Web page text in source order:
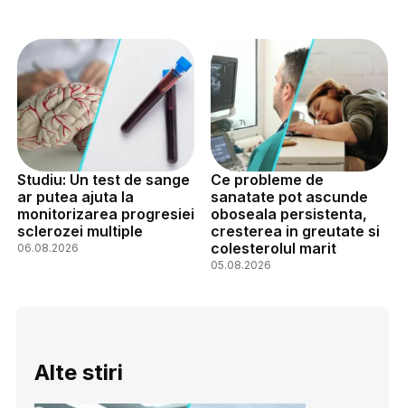
Studiu: Un test de sange
ar putea ajuta la
monitorizarea progresiei
sclerozei multiple
06.08.2026
Ce probleme de
sanatate pot ascunde
oboseala persistenta,
cresterea in greutate si
colesterolul marit
05.08.2026
Alte stiri